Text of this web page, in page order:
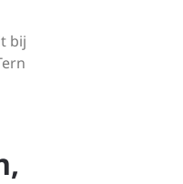
bij